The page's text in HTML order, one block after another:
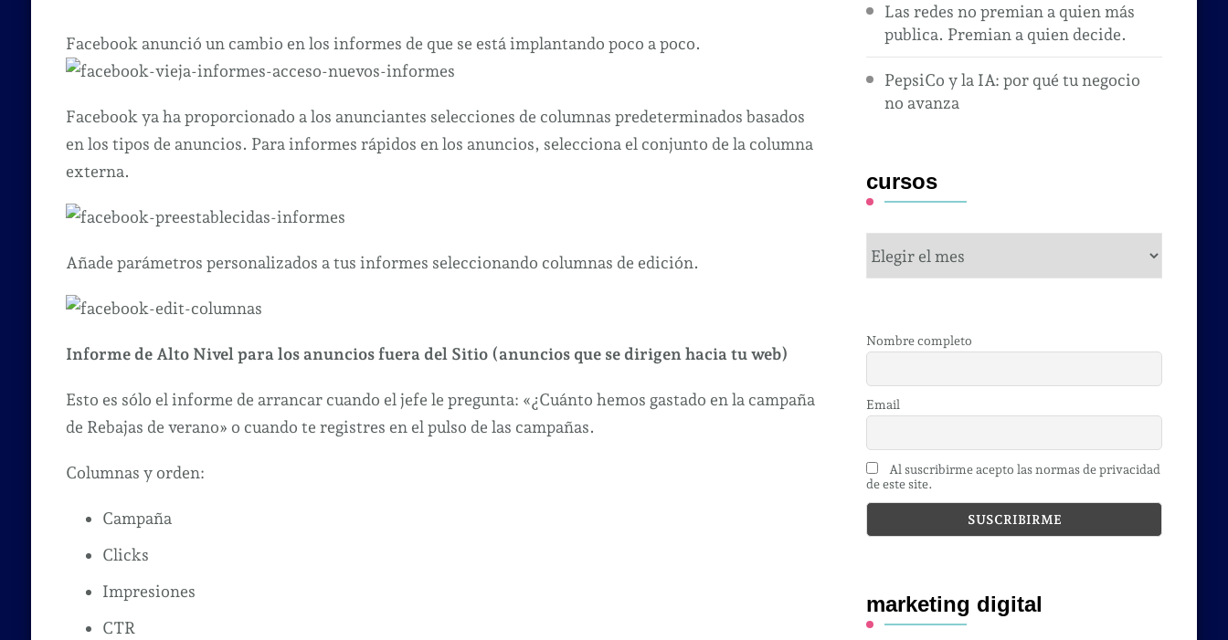
los
Facebook
Facebook anunció un cambio en los informes de que se está implantando poco a poco.
Facebook ya ha proporcionado a los anunciantes selecciones de columnas predeterminados basados ​​
en los tipos de anuncios. Para informes rápidos en los anuncios, selecciona el conjunto de la columna
externa.
Añade parámetros personalizados a tus informes seleccionando columnas de edición.
Informe de Alto Nivel para los anuncios fuera del Sitio (anuncios que se dirigen hacia tu web)
Esto es sólo el informe de arrancar cuando el jefe le pregunta: «¿Cuánto hemos gastado en la campaña
de Rebajas de verano» o cuando te registres en el pulso de las campañas.
Columnas y orden:
Campaña
Clicks
Impresiones
CTR
Las redes no premian a quien más
publica. Premian a quien decide.
PepsiCo y la IA: por qué tu negocio
no avanza
cursos
cursos
Nombre completo
Email
Al suscribirme acepto las normas de privacidad
de este site.
marketing digital